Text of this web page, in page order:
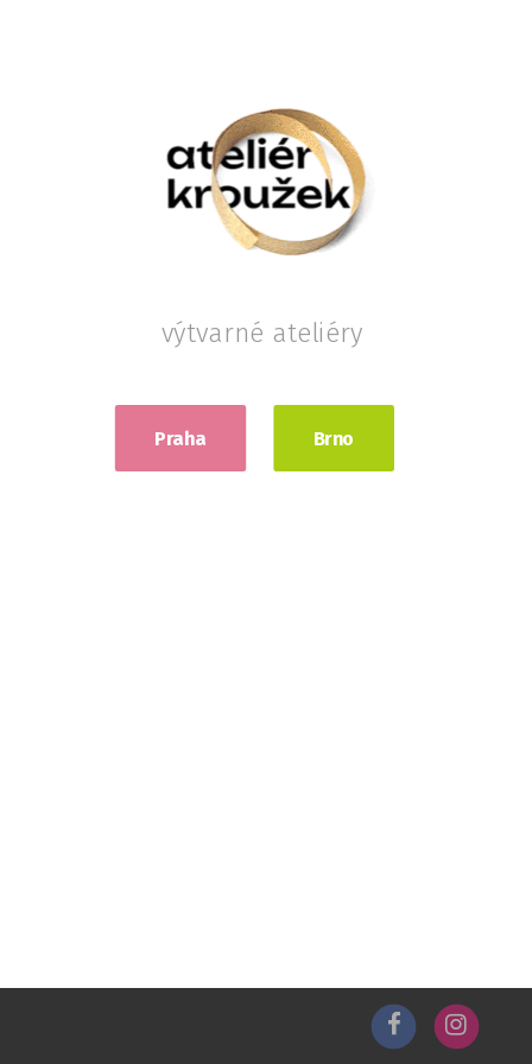
výtvarné ateliéry
Praha Brno